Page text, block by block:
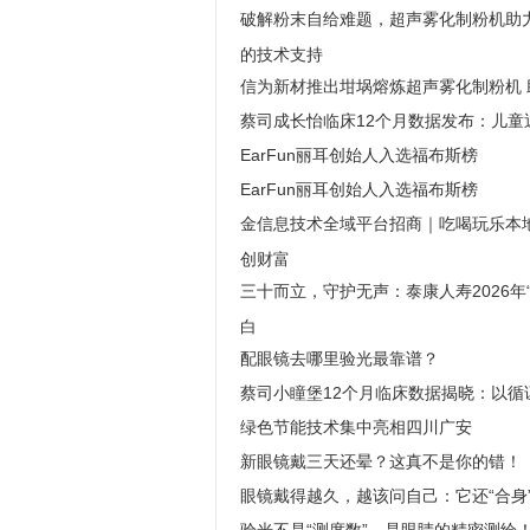
破解粉末自给难题，超声雾化制粉机
的技术支持
信为新材推出坩埚熔炼超声雾化制粉
蔡司成长怡临床12个月数据发布：儿
EarFun丽耳创始人入选福布斯榜
EarFun丽耳创始人入选福布斯榜
金信息技术全域平台招商｜吃喝玩乐
创财富
三十而立，守护无声：泰康人寿2026
白
配眼镜去哪里验光最靠谱？
蔡司小瞳堡12个月临床数据揭晓：以
绿色节能技术集中亮相四川广安
新眼镜戴三天还晕？这真不是你的错！
眼镜戴得越久，越该问自己：它还“合身